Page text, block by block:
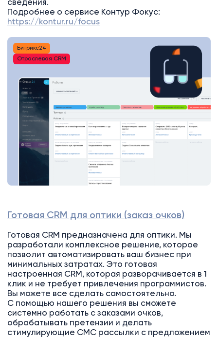
сведения.
Подробнее о сервисе Контур Фокус:
https://kontur.ru/focus
Битрикс24
Отраслевая CRM
Готовая CRM для оптики (заказ очков)
Готовая CRM предназначена для оптики. Мы
разработали комплексное решение, которое
позволит автоматизировать ваш бизнес при
минимальных затратах. Это готовая
настроенная CRM, которая разворачивается в 1
клик и не требует привлечения программистов.
Вы можете все сделать самостоятельно.
С помощью нашего решения вы сможете
системно работать с заказами очков,
обрабатывать претензии и делать
стимулирующие СМС рассылки с предложением